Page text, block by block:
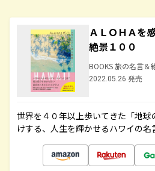
ＡＬＯＨＡを
絶景１００
BOOKS 旅の名言＆
2022.05.26 発売
世界を４０年以上歩いてきた「地
けする、人生を輝かせるハワイの